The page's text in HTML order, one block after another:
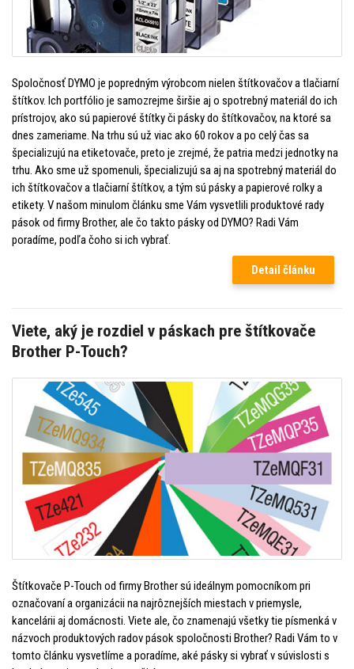
Spoločnosť DYMO je popredným výrobcom nielen štítkovačov a tlačiarní
štítkov. Ich portfólio je samozrejme širšie aj o spotrebný materiál do ich
prístrojov, ako sú papierové štítky či pásky do štítkovačov, na ktoré sa
dnes zameriame. Na trhu sú už viac ako 60 rokov a po celý čas sa
špecializujú na etiketovače, preto je zrejmé, že patria medzi jednotky na
trhu. Ako sme už spomenuli, špecializujú sa aj na spotrebný materiál do
ich štítkovačov a tlačiarní štítkov, a tým sú pásky a papierové rolky a
etikety. V našom minulom článku sme Vám vysvetlili produktové rady
pások od firmy Brother, ale čo takto pásky od DYMO? Radi Vám
poradíme, podľa čoho si ich vybrať.
Detail článku
Viete, aký je rozdiel v páskach pre štítkovače
Brother P-Touch?
Štítkovače P-Touch od firmy Brother sú ideálnym pomocníkom pri
označovaní a organizácii na najrôznejších miestach v priemysle,
kancelárii aj domácnosti. Viete ale, čo znamenajú všetky tie písmenká v
názvoch produktových radov pások spoločnosti Brother? Radi Vám to v
tomto článku vysvetlíme a poradíme, aké pásky si vybrať v súvislosti s